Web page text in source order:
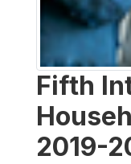
Fifth
2019-